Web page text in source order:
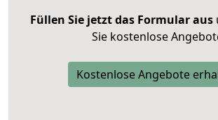
Füllen Sie jetzt das Formular aus
Sie kostenlose
Kostenlose Angebote